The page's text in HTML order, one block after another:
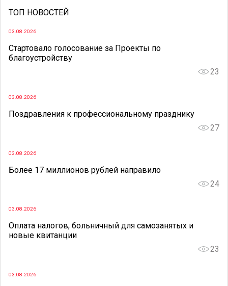
ТОП НОВОСТЕЙ
03.08.2026
Стартовало голосование за Проекты по
благоустройству
23
03.08.2026
Поздравления к профессиональному празднику
27
03.08.2026
Более 17 миллионов рублей направило
24
03.08.2026
Оплата налогов, больничный для самозанятых и
новые квитанции
23
03.08.2026